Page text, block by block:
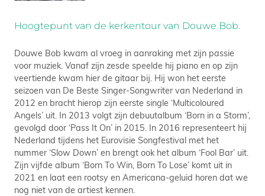
Hoogtepunt van de kerkentour van Douwe Bob.
Douwe Bob kwam al vroeg in aanraking met zijn passie
voor muziek. Vanaf zijn zesde speelde hij piano en op zijn
veertiende kwam hier de gitaar bij. Hij won het eerste
seizoen van De Beste Singer-Songwriter van Nederland in
2012 en bracht hierop zijn eerste single ‘Multicoloured
Angels’ uit. In 2013 volgt zijn debuutalbum ‘Born in a Storm’,
gevolgd door ‘Pass It On’ in 2015. In 2016 representeert hij
Nederland tijdens het Eurovisie Songfestival met het
nummer ‘Slow Down’ en brengt ook het album ‘Fool Bar’ uit.
Zijn vijfde album ‘Born To Win, Born To Lose’ komt uit in
2021 en laat een rootsy en Americana-geluid horen dat we
nog niet van de artiest kennen.